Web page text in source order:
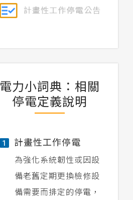
電力小詞典：相關
停電定義說明
1 計畫性工作停電
為強化系統韌性或因設
備老舊定期更換檢修設
備需要而排定的停電，